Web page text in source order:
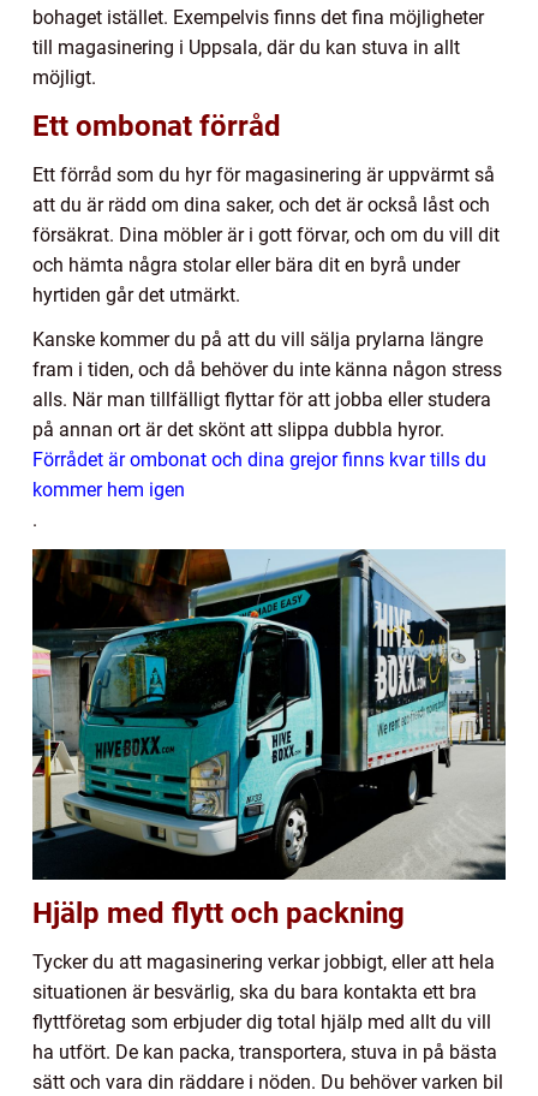
bohaget istället. Exempelvis finns det fina möjligheter
till magasinering i Uppsala, där du kan stuva in allt
möjligt.
Ett ombonat förråd
Ett förråd som du hyr för magasinering är uppvärmt så
att du är rädd om dina saker, och det är också låst och
försäkrat. Dina möbler är i gott förvar, och om du vill dit
och hämta några stolar eller bära dit en byrå under
hyrtiden går det utmärkt.
Kanske kommer du på att du vill sälja prylarna längre
fram i tiden, och då behöver du inte känna någon stress
alls. När man tillfälligt flyttar för att jobba eller studera
på annan ort är det skönt att slippa dubbla hyror.
Förrådet är ombonat och dina grejor finns kvar tills du
kommer hem igen
.
Hjälp med flytt och packning
Tycker du att magasinering verkar jobbigt, eller att hela
situationen är besvärlig, ska du bara kontakta ett bra
flyttföretag som erbjuder dig total hjälp med allt du vill
ha utfört. De kan packa, transportera, stuva in på bästa
sätt och vara din räddare i nöden. Du behöver varken bil